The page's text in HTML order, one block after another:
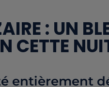
: UN
CETTE
entièrement